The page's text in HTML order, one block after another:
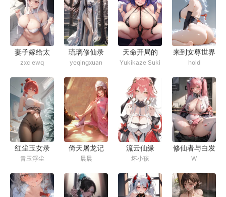
辱
妻子嫁给太
子，成了太子
妃
zxc ewq
琉璃修仙录
yeqingxuan
天命开局的
我，妈妈姐姐
妹妹所有后宫
们却一个个被
敌少征服
Yukikaze Suki
来到女尊世界
开局撞到姐姐
自慰
hold
红尘玉女录
青玉浮尘
倚天屠龙记
晨晨
流云仙缘
坏小孩
修仙者与白发
萝莉
W